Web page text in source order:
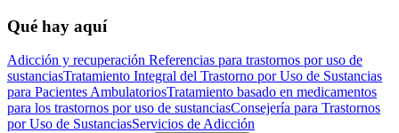
Qué hay aquí
Adicción y recuperación Referencias para trastornos por uso de
sustanciasTratamiento Integral del Trastorno por Uso de Sustancias
para Pacientes AmbulatoriosTratamiento basado en medicamentos
para los trastornos por uso de sustanciasConsejería para Trastornos
por Uso de SustanciasServicios de Adicción